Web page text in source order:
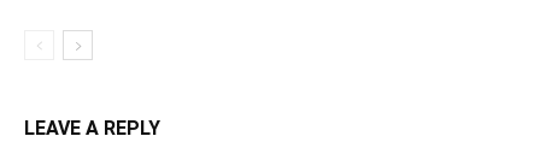
LEAVE A REPLY